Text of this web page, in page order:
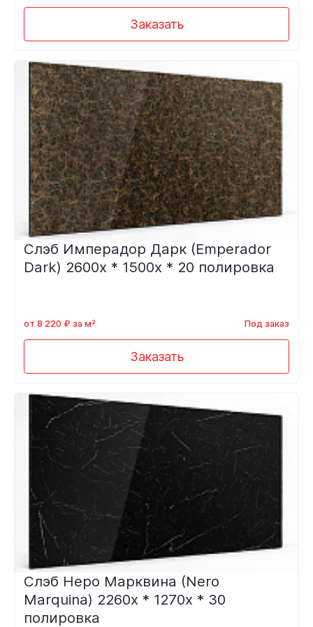
Заказать
Слэб Имперадор Дарк (Emperador
Dark) 2600x * 1500x * 20 полировка
от 8 220 ₽ за м² Под заказ
Заказать
Слэб Неро Марквина (Nero
Marquina) 2260х * 1270х * 30
полировка